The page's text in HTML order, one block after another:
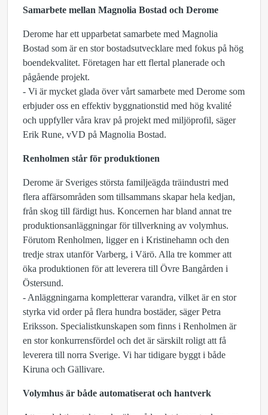
Samarbete mellan Magnolia Bostad och Derome
Derome har ett upparbetat samarbete med Magnolia
Bostad som är en stor bostadsutvecklare med fokus på hög
boendekvalitet. Företagen har ett flertal planerade och
pågående projekt.
- Vi är mycket glada över vårt samarbete med Derome som
erbjuder oss en effektiv byggnationstid med hög kvalité
och uppfyller våra krav på projekt med miljöprofil, säger
Erik Rune, vVD på Magnolia Bostad.
Renholmen står för produktionen
Derome är Sveriges största familjeägda träindustri med
flera affärsområden som tillsammans skapar hela kedjan,
från skog till färdigt hus. Koncernen har bland annat tre
produktionsanläggningar för tillverkning av volymhus.
Förutom Renholmen, ligger en i Kristinehamn och den
tredje strax utanför Varberg, i Värö. Alla tre kommer att
öka produktionen för att leverera till Övre Bangården i
Östersund.
- Anläggningarna kompletterar varandra, vilket är en stor
styrka vid order på flera hundra bostäder, säger Petra
Eriksson. Specialistkunskapen som finns i Renholmen är
en stor konkurrensfördel och det är särskilt roligt att få
leverera till norra Sverige. Vi har tidigare byggt i både
Kiruna och Gällivare.
Volymhus är både automatiserat och hantverk